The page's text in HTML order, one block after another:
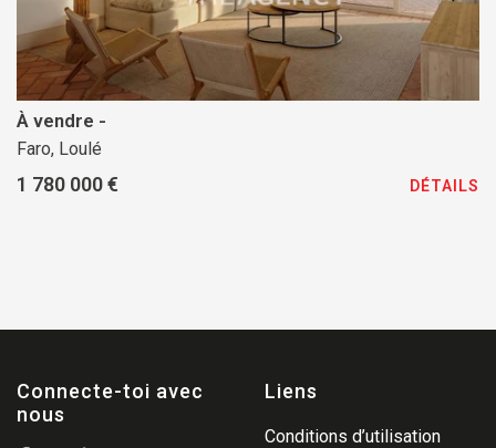
À vendre -
Faro, Loulé
1 780 000 € DÉTAILS
Connecte-toi avec
nous
Liens
Conditions d’utilisation